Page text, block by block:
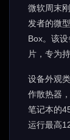
微软周末
发者的微
Box。该
片，专为
设备外观
作散热器
笔记本的
运行最高